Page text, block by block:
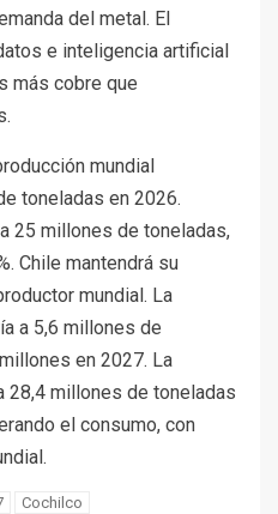
del metal. El
e inteligencia artificial
más cobre que
mundial
toneladas en 2026.
25 millones de toneladas,
Chile mantendrá su
mundial. La
a 5,6 millones de
en 2027. La
28,4 millones de toneladas
el consumo, con
Cochilco